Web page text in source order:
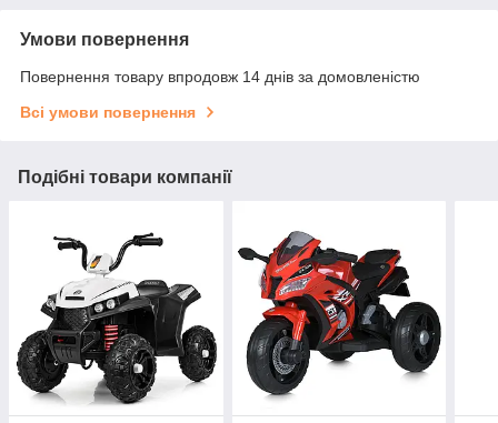
Умови повернення
Повернення товару впродовж 14 днів за домовленістю
Всі умови повернення
Подібні товари компанії